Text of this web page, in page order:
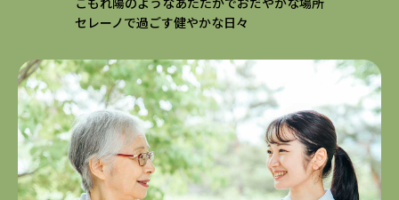
こもれ陽のようなあたたかでおだやかな場所
セレーノで過ごす健やかな日々